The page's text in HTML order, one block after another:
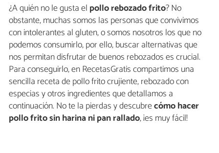
¿A quién no le gusta el pollo rebozado frito? No
obstante, muchas somos las personas que convivimos
con intolerantes al gluten, o somos nosotros los que no
podemos consumirlo, por ello, buscar alternativas que
nos permitan disfrutar de buenos rebozados es crucial.
Para conseguirlo, en RecetasGratis compartimos una
sencilla receta de pollo frito crujiente, rebozado con
especias y otros ingredientes que detallamos a
continuación. No te la pierdas y descubrecómo hacer
pollo frito sin harina ni pan rallado, ¡es muy fácil!